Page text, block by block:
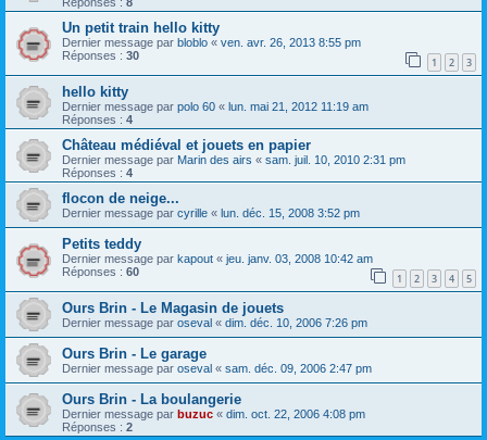
Un petit train hello kitty
Dernier message par bloblo « ven. avr. 26, 2013 8:55 pm
Réponses : 30 1 2 3
hello kitty
Dernier message par polo 60 « lun. mai 21, 2012 11:19 am
Réponses : 4
Château médiéval et jouets en papier
Dernier message par Marin des airs « sam. juil. 10, 2010 2:31 pm
Réponses : 4
flocon de neige...
Dernier message par cyrille « lun. déc. 15, 2008 3:52 pm
Petits teddy
Dernier message par kapout « jeu. janv. 03, 2008 10:42 am
Réponses : 60 1 2 3 4 5
Ours Brin - Le Magasin de jouets
Dernier message par oseval « dim. déc. 10, 2006 7:26 pm
Ours Brin - Le garage
Dernier message par oseval « sam. déc. 09, 2006 2:47 pm
Ours Brin - La boulangerie
Dernier message par buzuc « dim. oct. 22, 2006 4:08 pm
Réponses : 2